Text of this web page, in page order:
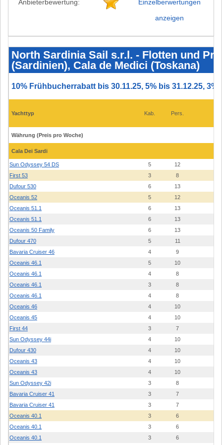
Anbieterbewertung:
Einzelberwertungen
anzeigen
Sardinia
Sail
s.r.l.
Flotten
Preise
2026
dei
Sardi
de
Medici
(Toskana)
North Sardinia Sail s.r.l. - Flotten und
(Sardinien), Cala de Medici (Toskana)
10% Frühbucherrabatt bis 30.11.25, 5% bis 31.12.25, 3%
Yachttyp Kab. Pers.
Währung (Preis pro Woche)
Cala Dei Sardi
Sun Odyssey 54 DS 5 12
First 53
3 8
Dufour 530
6 13
Oceanis 52
5 12
Oceanis 51.1
6 13
Oceanis 51.1
6 13
Oceanis 50 Family
6 13
Dufour 470
5 11
Bavaria Cruiser 46
4 9
Oceanis 46.1
5 10
Oceanis 46.1
4 8
Oceanis 46.1
3 8
Oceanis 46.1
4 8
Oceanis 46
4 10
Oceanis 45
4 10
First 44
3 7
Sun Odyssey 44i
4 10
Dufour 430
4 10
Oceanis 43
4 10
Oceanis 43
4 10
Sun Odyssey 42i
3 8
Bavaria Cruiser 41
3 7
Bavaria Cruiser 41
3 7
Oceanis 40.1
3 6
Oceanis 40.1
3 6
Oceanis 40.1
3 6